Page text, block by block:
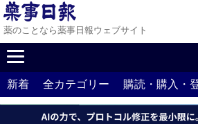
薬のことなら薬事日報ウェブサイト
新着 全カテゴリー 購読・購入・